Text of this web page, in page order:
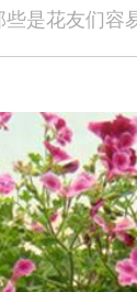
是花友们容